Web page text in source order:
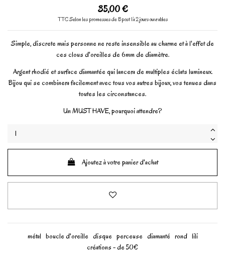
35,00 €
TTCSelon les promesses de Bpost 1à 2 jours ouvrables
Simple, discrete mais personne ne reste insensible au charme et à l'effet de
ces clous d'oreilles de 6mm de diamètre.
Argent rhodié et surface diamantée qui lancera de multiples éclats lumineux.
Bijou qui se combinera facilement avec tous vos autres bijoux, vos tenues dans
toutes les circonstances.
Un MUST HAVE, pourquoi attendre?
Ajoutez à votre panier d'achat
métal boucle d'oreille disque perceuse diamanté rond lili
créations - de 50€